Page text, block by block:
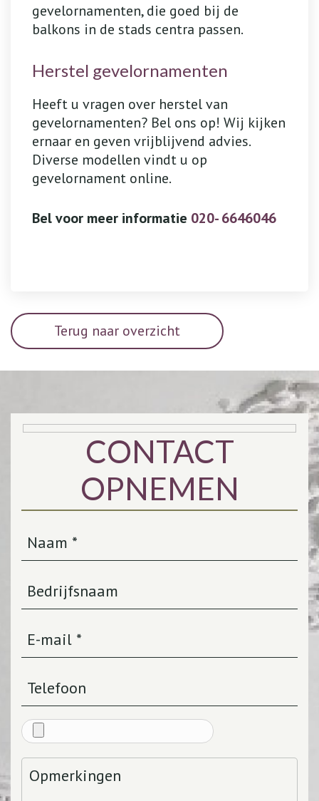
gevelornamenten, die goed bij de
balkons in de stads centra passen.
Herstel gevelornamenten
Heeft u vragen over herstel van
gevelornamenten? Bel ons op! Wij kijken
ernaar en geven vrijblijvend advies.
Diverse modellen vindt u op
gevelornament online.
Bel voor meer informatie 020- 6646046
Terug naar overzicht
CONTACT
OPNEMEN